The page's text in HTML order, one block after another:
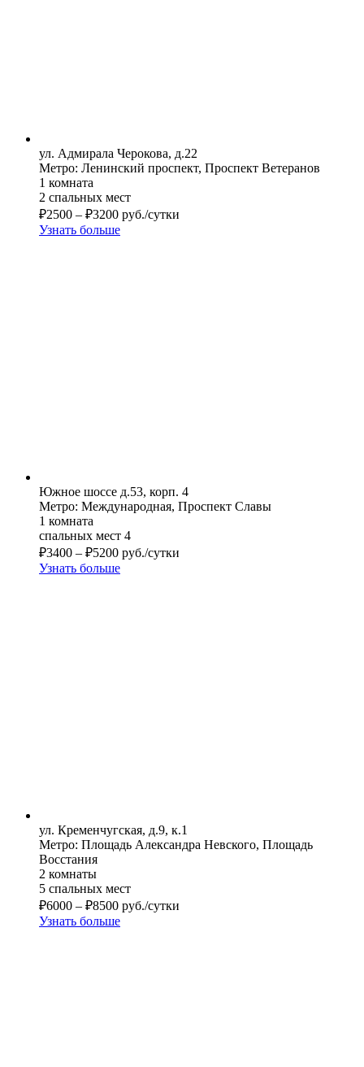
ул. Адмирала Черокова, д.22
Метро: Ленинский проспект, Проспект Ветеранов
1 комната
2 спальных мест
₽2500 – ₽3200 руб./сутки
Узнать больше
Южное шоссе д.53, корп. 4
Метро: Международная, Проспект Славы
1 комната
спальных мест 4
₽3400 – ₽5200 руб./сутки
Узнать больше
ул. Кременчугская, д.9, к.1
Метро: Площадь Александра Невского, Площадь
Восстания
2 комнаты
5 спальных мест
₽6000 – ₽8500 руб./сутки
Узнать больше